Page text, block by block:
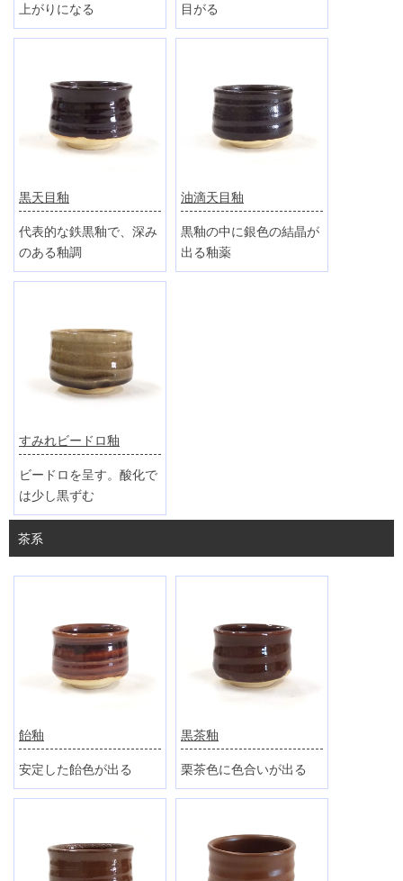
上がりになる
目がる
黒天目釉
代表的な鉄黒釉で、深み
のある釉調
油滴天目釉
黒釉の中に銀色の結晶が
出る釉薬
すみれビードロ釉
ビードロを呈す。酸化で
は少し黒ずむ
茶系
飴釉
安定した飴色が出る
黒茶釉
栗茶色に色合いが出る